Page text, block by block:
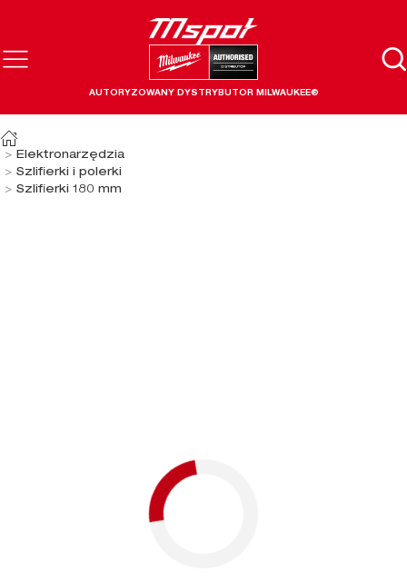
AUTORYZOWANY DYSTRYBUTOR MILWAUKEE®
Elektronarzędzia
Szlifierki i polerki
Szlifierki 180 mm